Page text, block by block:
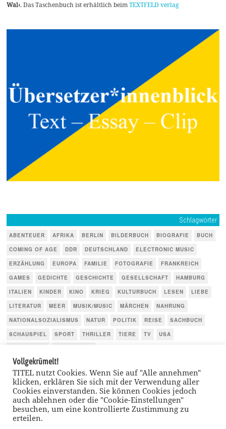
Wal‹. Das Taschenbuch ist erhältlich beimTEXTFELD verlag
Schlagwörter
ABENTEUER AFRIKA BERLIN BILDERBUCH BIOGRAFIE
BUCH
COMING OF AGE
DDR DEUTSCHLAND
ELECTRONIC MUSIC
ERZÄHLUNG
EUROPA FAMILIE FOTOGRAFIE
FRANKREICH
GAMES
GEDICHTE GESCHICHTE GESELLSCHAFT
HAMBURG
ITALIEN
KINDER KINO KRIEG KULTURBUCH LESEN
LIEBE
LITERATUR
MEER MUSIK/MUSIC MÄRCHEN
NAHRUNG
NATIONALSOZIALISMUS
NATUR POLITIK REISE
SACHBUCH
SCHAUSPIEL
SPORT THRILLER TIERE TV
USA
Vollgekrümelt!
TITEL nutzt Cookies. Wenn Sie auf "Alle annehmen"
klicken, erklären Sie sich mit der Verwendung aller
Cookies einverstanden. Sie können Cookies jedoch
auch ablehnen oder die "Cookie-Einstellungen"
besuchen, um eine kontrollierte Zustimmung zu
erteilen.